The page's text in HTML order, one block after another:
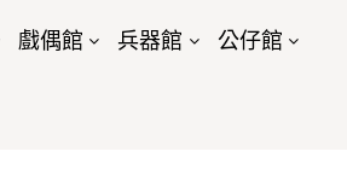
戲偶館 兵器館 公仔館